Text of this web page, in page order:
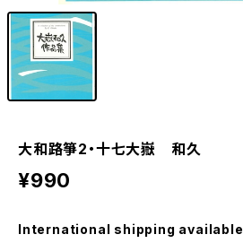
大和路箏2・十七大嶽 和久
¥990
International shipping available